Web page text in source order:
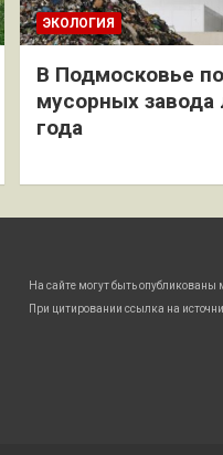
ЭКОЛОГИЯ
В Подмосковье
мусорных завода
года
На сайте могут быть опубликованы
При цитировании ссылка на